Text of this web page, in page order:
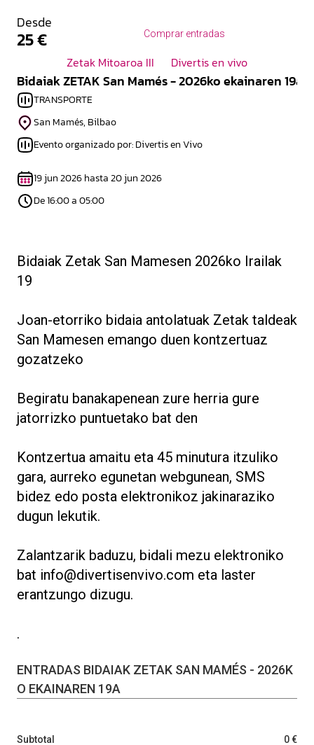
Desde
25 € Comprar entradas
Zetak Mitoaroa III Divertis en vivo
Bidaiak ZETAK San Mamés - 2026ko ekainaren 19a
TRANSPORTE
San Mamés, Bilbao
Evento organizado por: Divertis en Vivo
19 jun 2026 hasta 20 jun 2026
De 16:00 a 05:00
Bidaiak Zetak San Mamesen 2026ko Irailak
19
Joan-etorriko bidaia antolatuak Zetak taldeak
San Mamesen emango duen kontzertuaz
gozatzeko
Begiratu banakapenean zure herria gure
jatorrizko puntuetako bat den
Kontzertua amaitu eta 45 minutura itzuliko
gara, aurreko egunetan webgunean, SMS
bidez edo posta elektronikoz jakinaraziko
dugun lekutik.
Zalantzarik baduzu, bidali mezu elektroniko
bat info@divertisenvivo.com eta laster
erantzungo dizugu.
.
ENTRADAS BIDAIAK ZETAK SAN MAMÉS - 2026K
O EKAINAREN 19A
Subtotal 0 €